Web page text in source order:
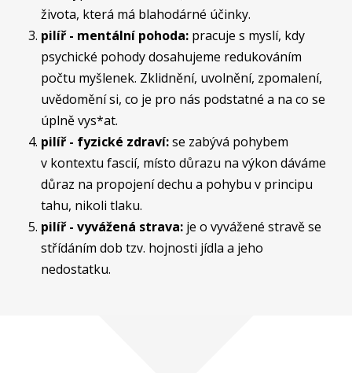
života, která má blahodárné účinky.
pilíř - mentální pohoda: pracuje s myslí, kdy
psychické pohody dosahujeme redukováním
počtu myšlenek. Zklidnění, uvolnění, zpomalení,
uvědomění si, co je pro nás podstatné a na co se
úplně vys*at.
pilíř - fyzické zdraví:se zabývá pohybem
v kontextu fascií, místo důrazu na výkon dáváme
důraz na propojení dechu a pohybu v principu
tahu, nikoli tlaku.
pilíř - vyvážená strava: je o vyvážené stravě se
střídáním dob tzv. hojnosti jídla a jeho
nedostatku.